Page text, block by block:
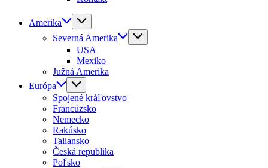
Amerika
Severná Amerika
USA
Mexiko
Južná Amerika
Európa
Spojené kráľovstvo
Francúzsko
Nemecko
Rakúsko
Taliansko
Česká republika
Poľsko